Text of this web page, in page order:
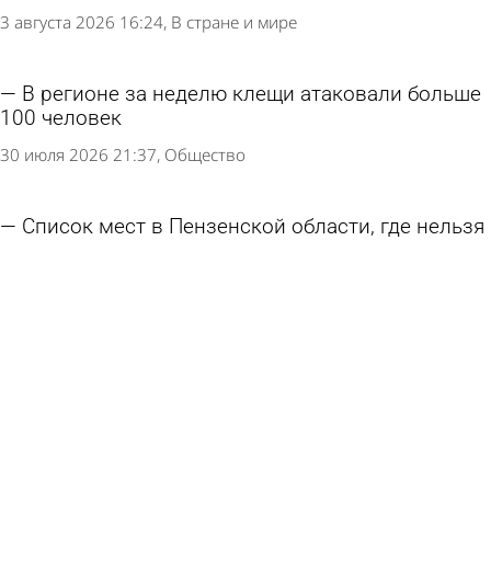
3 августа 2026 16:24 В стране и мире
В регионе за неделю клещи атаковали больше
100 человек
30 июля 2026 21:37 Общество
Список мест в Пензенской области, где нельзя